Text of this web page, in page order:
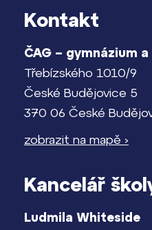
Kontakt
ČAG – gymnázium
Třebízského 1010/9
České Budějovice 5
370 06 České
zobrazit na mapě ›
Kancelář
Ludmila Whiteside